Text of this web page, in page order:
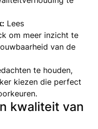
Lees
om meer inzicht te
van de
te houden,
kiezen die perfect
kwaliteit van